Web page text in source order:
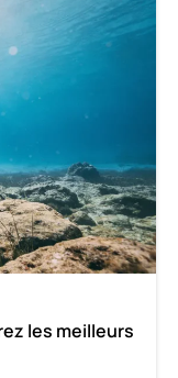
les meilleurs